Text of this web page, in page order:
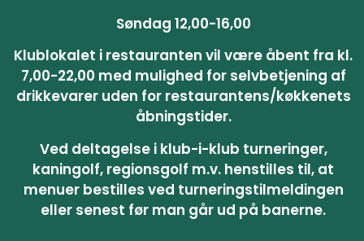
Søndag 12,00-16,00
Klublokalet i restauranten vil være åbent fra kl.
7,00-22,00 med mulighed for selvbetjening af
drikkevarer uden for restaurantens/køkkenets
åbningstider.
Ved deltagelse i klub-i-klub turneringer,
kaningolf, regionsgolf m.v. henstilles til, at
menuer bestilles ved turneringstilmeldingen
eller senest før man går ud på banerne.